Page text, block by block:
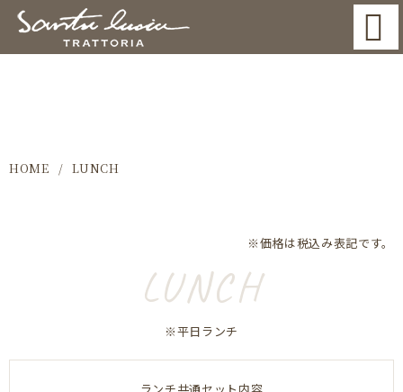
HOME LUNCH
※価格は税込み表記です。
LUNCH
※平日ランチ